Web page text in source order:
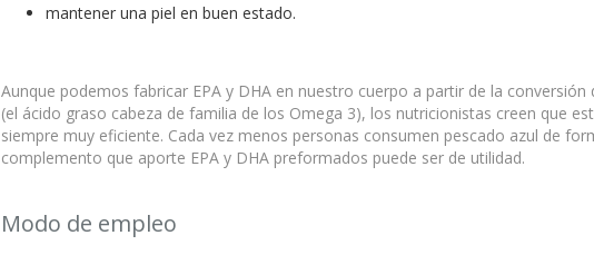
mantener una piel en buen estado.
Aunque podemos fabricar EPA y DHA en nuestro cuerpo a partir de la conversión
(el ácido graso cabeza de familia de los Omega 3), los nutricionistas creen que
siempre muy eficiente. Cada vez menos personas consumen pescado azul de
complemento que aporte EPA y DHA preformados puede ser de utilidad.
Modo de empleo